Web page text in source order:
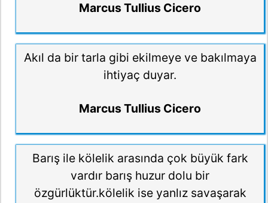
Marcus Tullius Cicero
Akıl da bir tarla gibi ekilmeye ve bakılmaya
ihtiyaç duyar.
Marcus Tullius Cicero
Barış ile kölelik arasında çok büyük fark
vardır barış huzur dolu bir
özgürlüktür.kölelik ise yanlız savaşarak